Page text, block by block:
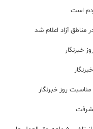
است
مناطق آزاد اعلام شد
خبرنگار
روز خبرنگار